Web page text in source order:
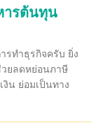
ารต้นทุน
รทำธุรกิจครับ ยิ่ง
ยลดหย่อนภาษี
น ย่อมเป็นทาง